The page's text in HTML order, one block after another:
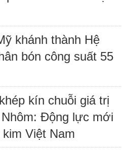
khánh thành Hệ
bón công suất 55
kín chuỗi giá trị
Động lực mới
Việt Nam